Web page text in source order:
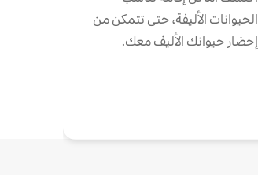
الحيوانات الأليفة، حتى تتمكن من
إحضار حيوانك الأليف معك.